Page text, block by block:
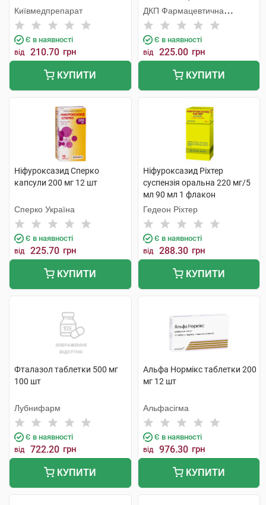
Київмедпрепарат
Є в наявності
від 210.70 грн
КУПИТИ
ДКП Фармацевтична
фабрика
Є в наявності
від 225.00 грн
КУПИТИ
Ніфуроксазид Сперко
капсули 200 мг 12 шт
Сперко Україна
Є в наявності
від 225.70 грн
КУПИТИ
Ніфуроксазид Ріхтер
суспензія оральна 220 мг/5
мл 90 мл 1 флакон
Гедеон Ріхтер
Є в наявності
від 288.30 грн
КУПИТИ
Фталазол таблетки 500 мг
100 шт
Лубнифарм
Є в наявності
від 722.20 грн
КУПИТИ
Альфа Нормікс таблетки 200
мг 12 шт
Альфасігма
Є в наявності
від 976.30 грн
КУПИТИ